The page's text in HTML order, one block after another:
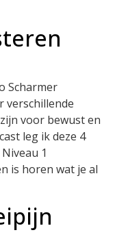
Scharmer
verschillende
voor bewust en
leg ik deze 4
1
is horen wat je al